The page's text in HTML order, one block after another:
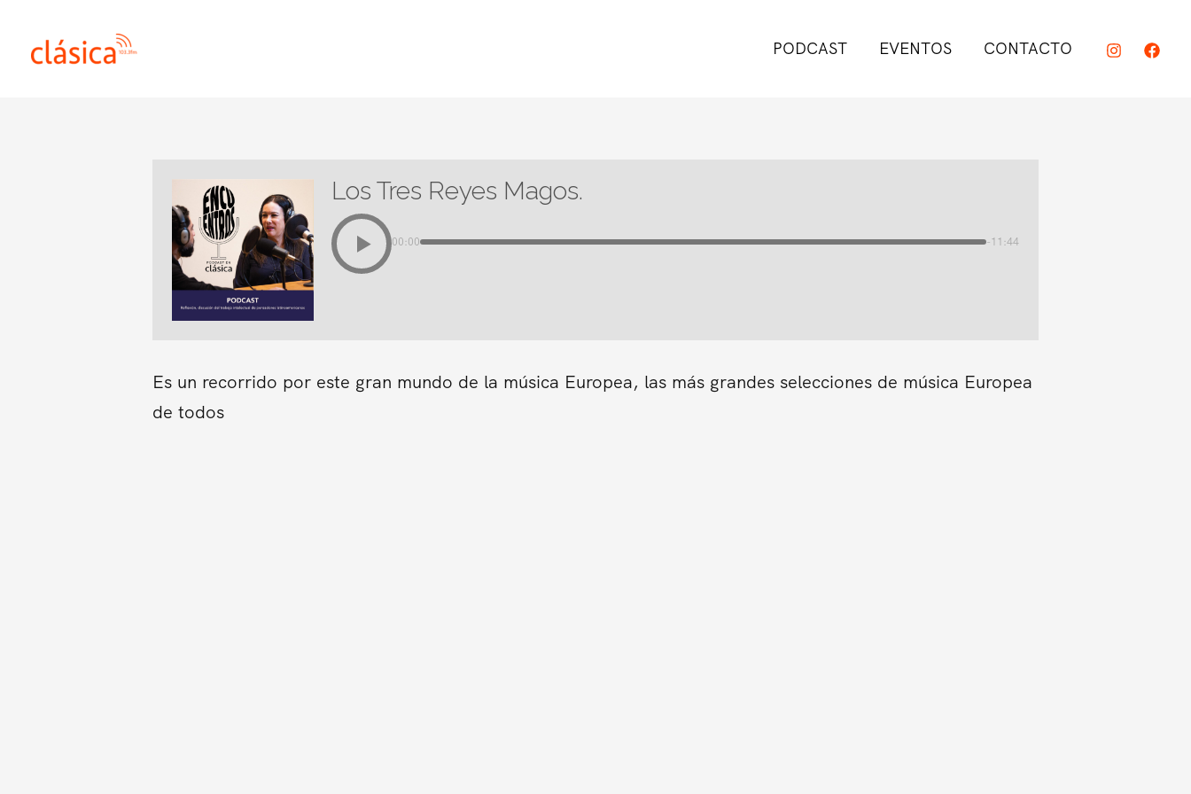
contenido
PODCAST EVENTOS CONTACTO
Los Tres Reyes Magos.
00:00 -11:44
Es un recorrido por este gran mundo de la música Europea, las más grandes selecciones de música Europea
de todos